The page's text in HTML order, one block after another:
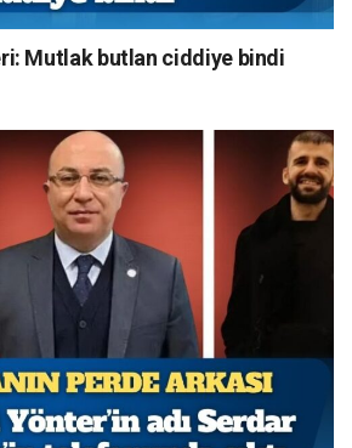
Mutlak butlan ciddiye bindi